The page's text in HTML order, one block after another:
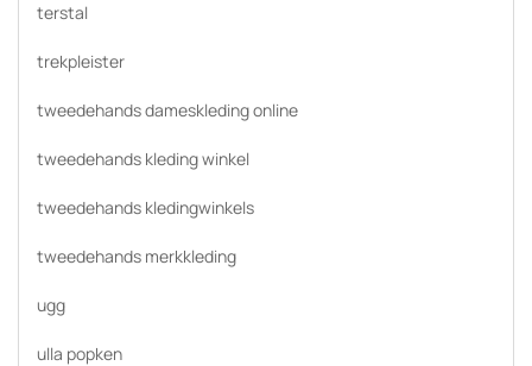
terstal
trekpleister
tweedehands dameskleding online
tweedehands kleding winkel
tweedehands kledingwinkels
tweedehands merkkleding
ugg
ulla popken